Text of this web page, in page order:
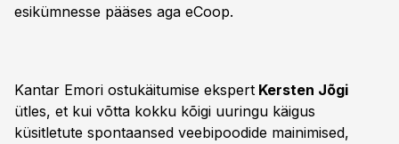
esikümnesse pääses aga eCoop.
Kantar Emori ostukäitumise ekspert Kersten Jõgi
ütles, et kui võtta kokku kõigi uuringu käigus
küsitletute spontaansed veebipoodide mainimised,